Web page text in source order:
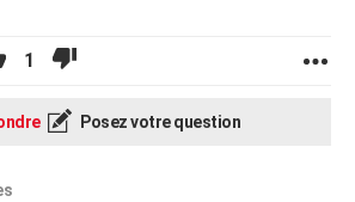
1
Posez votre question